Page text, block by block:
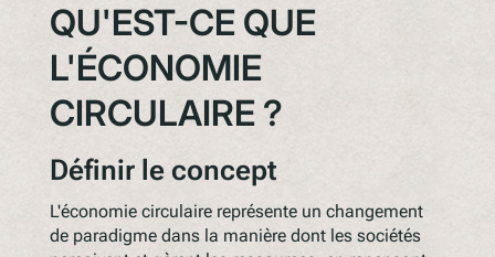
QU'EST-CE QUE
L'ÉCONOMIE
CIRCULAIRE ?
Définir le concept
L'économie circulaire représente un changement
de paradigme dans la manière dont les sociétés